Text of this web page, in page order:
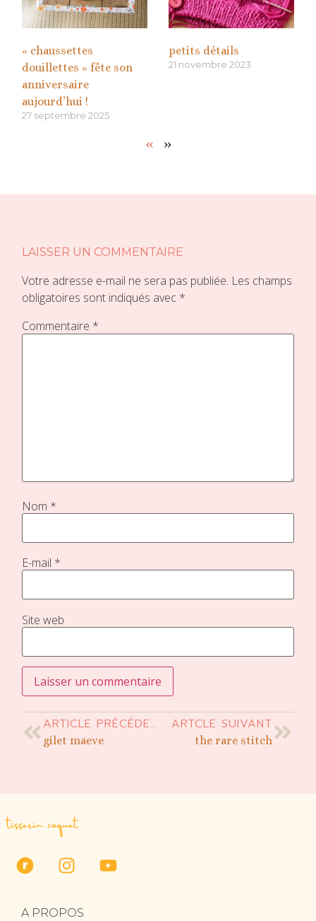
« chaussettes
douillettes » fête son
anniversaire
aujourd’hui !
27 septembre 2025
petits détails
21 novembre 2023
« »
LAISSER UN COMMENTAIRE
Votre adresse e-mail ne sera pas publiée. Les champs
obligatoires sont indiqués avec *
Commentaire *
Nom *
E-mail *
Site web
ARTICLE PRÉCÉDENT
gilet maeve
ARTCLE SUIVANT
the rare stitch
tisserin coquet
A PROPOS